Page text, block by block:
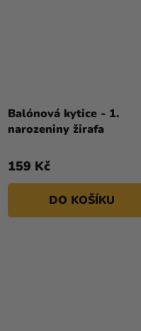
Balónová kytice - 1.
narozeniny žirafa
159 Kč
DO KOŠÍKU